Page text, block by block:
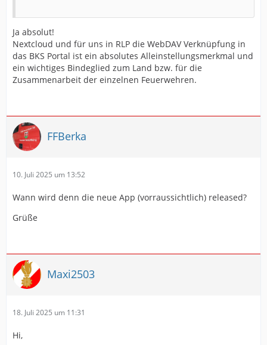
Ja absolut!
Nextcloud und für uns in RLP die WebDAV Verknüpfung in
das BKS Portal ist ein absolutes Alleinstellungsmerkmal und
ein wichtiges Bindeglied zum Land bzw. für die
Zusammenarbeit der einzelnen Feuerwehren.
FFBerka
10. Juli 2025 um 13:52
Wann wird denn die neue App (vorraussichtlich) released?
Grüße
Maxi2503
18. Juli 2025 um 11:31
Hi,